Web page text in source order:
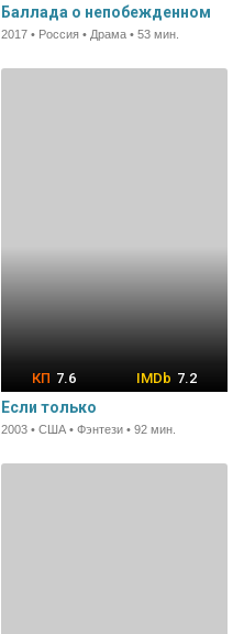
Баллада о непобежденном
2017 • Россия • Драма • 53 мин.
7.6 7.2
Если только
2003 • США • Фэнтези • 92 мин.